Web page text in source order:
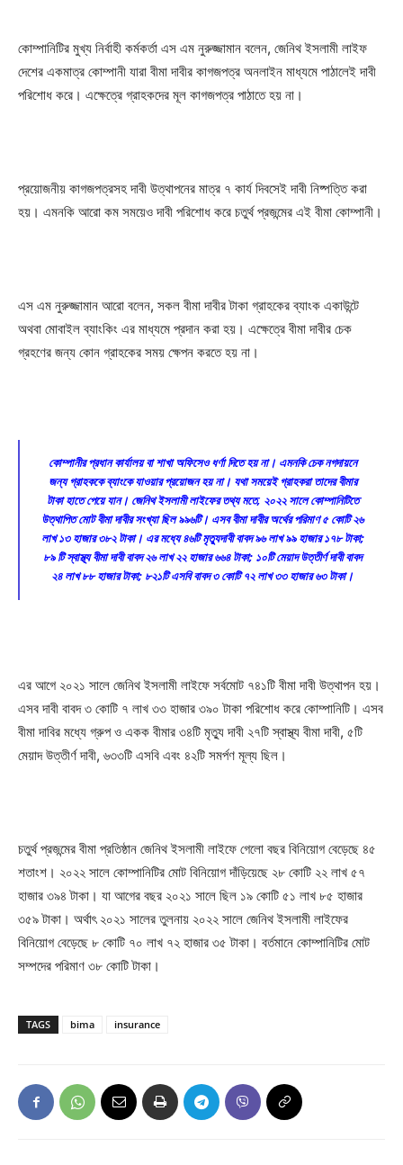
কোম্পানিটির মুখ্য নির্বাহী কর্মকর্তা এস এম নুরুজ্জামান বলেন, জেনিথ ইসলামী লাইফ
দেশের একমাত্র কোম্পানী যারা বীমা দাবীর কাগজপত্র অনলাইন মাধ্যমে পাঠালেই দাবী
পরিশোধ করে। এক্ষেত্রে গ্রাহকদের মূল কাগজপত্র পাঠাতে হয় না।
প্রয়োজনীয় কাগজপত্রসহ দাবী উত্থাপনের মাত্র ৭ কার্য দিবসেই দাবী নিষ্পত্তি করা
হয়। এমনকি আরো কম সময়েও দাবী পরিশোধ করে চতুর্থ প্রজন্মের এই বীমা কোম্পানী।
এস এম নুরুজ্জামান আরো বলেন, সকল বীমা দাবীর টাকা গ্রাহকের ব্যাংক একাউন্টে
অথবা মোবাইল ব্যাংকিং এর মাধ্যমে প্রদান করা হয়। এক্ষেত্রে বীমা দাবীর চেক
গ্রহণের জন্য কোন গ্রাহকের সময় ক্ষেপন করতে হয় না।
কোম্পানীর প্রধান কার্যালয় বা শাখা অফিসেও ধর্ণা দিতে হয় না। এমনকি চেক নগদায়নে
জন্য গ্রাহককে ব্যাংকে যাওয়ার প্রয়োজন হয় না। যথা সময়েই গ্রাহকরা তাদের বীমার
টাকা হাতে পেয়ে যান। জেনিথ ইসলামী লাইফের তথ্য মতে, ২০২২ সালে কোম্পানিটিতে
উত্থাপিত মোট বীমা দাবীর সংখ্যা ছিল ৯৯৬টি। এসব বীমা দাবীর অর্থের পরিমাণ ৫ কোটি ২৬
লাখ ১৩ হাজার ৩৮২ টাকা। এর মধ্যে ৪৬টি মৃত্যুদাবী বাবদ ৯৬ লাখ ৯৯ হাজার ১৭৮ টাকা;
৮৯ টি স্বাস্থ্য বীমা দাবী বাবদ ২৬ লাখ ২২ হাজার ৬৬৪ টাকা; ১০টি মেয়াদ উত্তীর্ণ দাবী বাবদ
২৪ লাখ ৮৮ হাজার টাকা; ৮২১টি এসবি বাবদ ৩ কোটি ৭২ লাখ ৩৩ হাজার ৬৩ টাকা।
এর আগে ২০২১ সালে জেনিথ ইসলামী লাইফে সর্বমোট ৭৪১টি বীমা দাবী উত্থাপন হয়।
এসব দাবী বাবদ ৩ কোটি ৭ লাখ ৩৩ হাজার ৩৯০ টাকা পরিশোধ করে কোম্পানিটি। এসব
বীমা দাবির মধ্যে গ্রুপ ও একক বীমার ৩৪টি মৃত্যু দাবী ২৭টি স্বাস্থ্য বীমা দাবী, ৫টি
মেয়াদ উত্তীর্ণ দাবী, ৬৩৩টি এসবি এবং ৪২টি সমর্পণ মূল্য ছিল।
চতুর্থ প্রজন্মের বীমা প্রতিষ্ঠান জেনিথ ইসলামী লাইফে গেলো বছর বিনিয়োগ বেড়েছে ৪৫
শতাংশ। ২০২২ সালে কোম্পানিটির মোট বিনিয়োগ দাঁড়িয়েছে ২৮ কোটি ২২ লাখ ৫৭
হাজার ৩৯৪ টাকা। যা আগের বছর ২০২১ সালে ছিল ১৯ কোটি ৫১ লাখ ৮৫ হাজার
৩৫৯ টাকা। অর্থাৎ ২০২১ সালের তুলনায় ২০২২ সালে জেনিথ ইসলামী লাইফের
বিনিয়োগ বেড়েছে ৮ কোটি ৭০ লাখ ৭২ হাজার ৩৫ টাকা। বর্তমানে কোম্পানিটির মোট
সম্পদের পরিমাণ ৩৮ কোটি টাকা।
TAGS bima insurance